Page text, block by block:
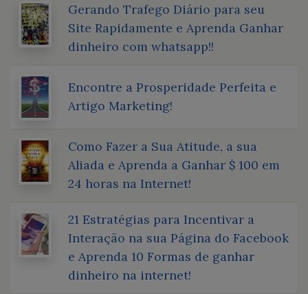
Gerando Trafego Diário para seu
Site Rapidamente e Aprenda Ganhar
dinheiro com whatsapp!!
Encontre a Prosperidade Perfeita e
Artigo Marketing!
Como Fazer a Sua Atitude, a sua
Aliada e Aprenda a Ganhar $ 100 em
24 horas na Internet!
21 Estratégias para Incentivar a
Interação na sua Página do Facebook
e Aprenda 10 Formas de ganhar
dinheiro na internet!